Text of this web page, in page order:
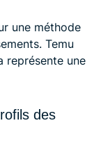
une méthode
Temu
représente une
des